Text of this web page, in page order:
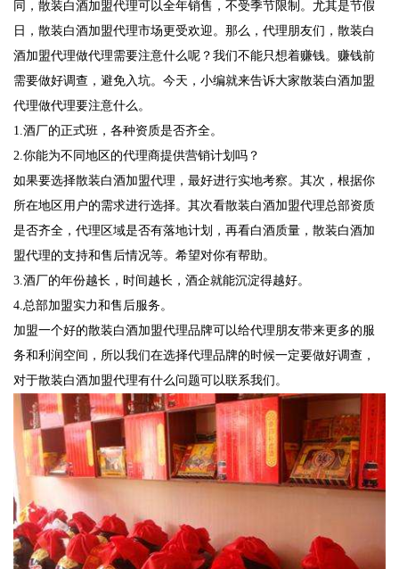
同，散装白酒加盟代理可以全年销售，不受季节限制。尤其是节假
日，散装白酒加盟代理市场更受欢迎。那么，代理朋友们，散装白
酒加盟代理做代理需要注意什么呢？我们不能只想着赚钱。赚钱前
需要做好调查，避免入坑。今天，小编就来告诉大家散装白酒加盟
代理做代理要注意什么。
1.酒厂的正式班，各种资质是否齐全。
2.你能为不同地区的代理商提供营销计划吗？
如果要选择散装白酒加盟代理，最好进行实地考察。其次，根据你
所在地区用户的需求进行选择。其次看散装白酒加盟代理总部资质
是否齐全，代理区域是否有落地计划，再看白酒质量，散装白酒加
盟代理的支持和售后情况等。希望对你有帮助。
3.酒厂的年份越长，时间越长，酒企就能沉淀得越好。
4.总部加盟实力和售后服务。
加盟一个好的散装白酒加盟代理品牌可以给代理朋友带来更多的服
务和利润空间，所以我们在选择代理品牌的时候一定要做好调查，
对于散装白酒加盟代理有什么问题可以联系我们。